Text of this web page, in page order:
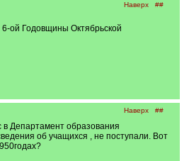
Наверх ##
ой Годовщины Октябрьской
Наверх ##
в Департамент образования
об учащихся , не поступали. Вот